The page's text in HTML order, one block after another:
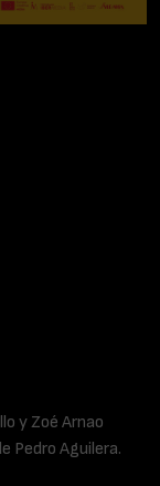
y Zoé Arnao
Pedro Aguilera.